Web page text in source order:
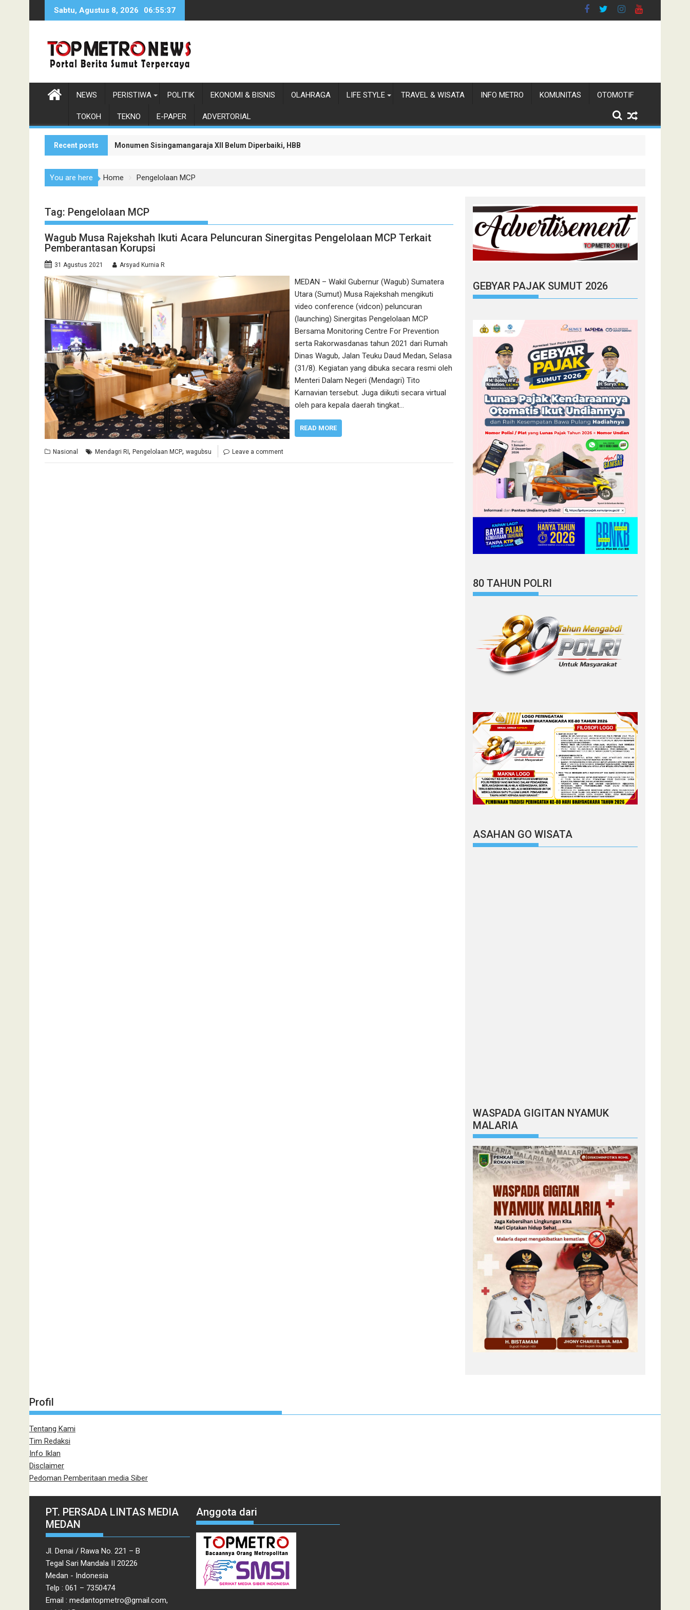
Sabtu, Agustus 8, 2026 06:55:38
NEWS PERISTIWA POLITIK EKONOMI & BISNIS OLAHRAGA LIFE STYLE TRAVEL & WISATA INFO METRO KOMUNITAS OTOMOTIF
TOKOH TEKNO E-PAPER ADVERTORIAL
Recent posts Monumen Sisingamangaraja XII Belum Diperbaiki, HBB Ajak Orang Batak Menyikapi Ketidakperdulian Pemerintah
Pendiri Beranda Ruang Diskusi Dorong Negara Buka Dialog dalam Penyelesaian BLBI
You are here Home Pengelolaan MCP
Tag: Pengelolaan MCP
Wagub Musa Rajekshah Ikuti Acara Peluncuran Sinergitas Pengelolaan MCP Terkait
Pemberantasan Korupsi
31 Agustus 2021 Arsyad Kurnia R
MEDAN – Wakil Gubernur (Wagub) Sumatera
Utara (Sumut) Musa Rajekshah mengikuti
video conference (vidcon) peluncuran
(launching) Sinergitas Pengelolaan MCP
Bersama Monitoring Centre For Prevention
serta Rakorwasdanas tahun 2021 dari Rumah
Dinas Wagub, Jalan Teuku Daud Medan, Selasa
(31/8). Kegiatan yang dibuka secara resmi oleh
Menteri Dalam Negeri (Mendagri) Tito
Karnavian tersebut. Juga diikuti secara virtual
oleh para kepala daerah tingkat…
READ MORE
Nasional Mendagri RI , Pengelolaan MCP, wagubsu Leave a comment
GEBYAR PAJAK SUMUT 2026
80 TAHUN POLRI
ASAHAN GO WISATA
WASPADA GIGITAN NYAMUK
MALARIA
Profil
Tentang Kami
Tim Redaksi
Info Iklan
Disclaimer
Pedoman Pemberitaan media Siber
PT. PERSADA LINTAS MEDIA
MEDAN
Jl. Denai / Rawa No. 221 – B
Tegal Sari Mandala II 20226
Medan - Indonesia
Telp : 061 – 7350474
Email : medantopmetro@gmail.com,
Anggota dari